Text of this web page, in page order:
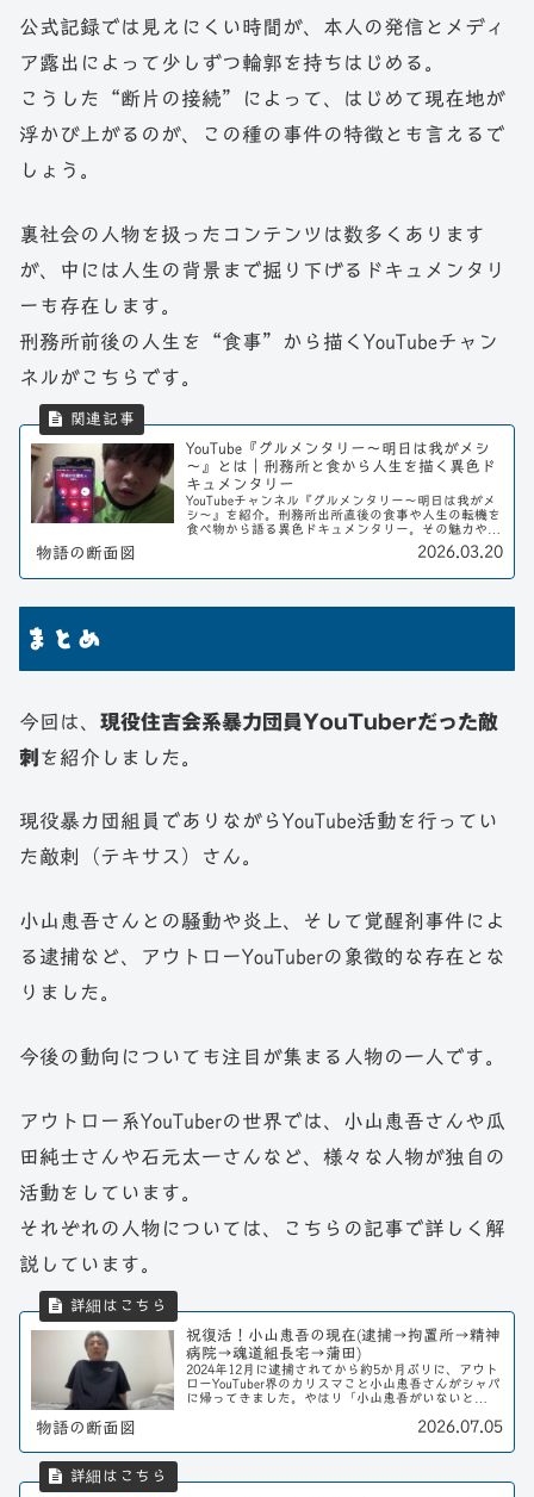
公式記録では見えにくい時間が、本人の発信とメディ
ア露出によって少しずつ輪郭を持ちはじめる。
こうした“断片の接続”によって、はじめて現在地が
浮かび上がるのが、この種の事件の特徴とも言えるで
しょう。
裏社会の人物を扱ったコンテンツは数多くあります
が、中には人生の背景まで掘り下げるドキュメンタリ
ーも存在します。
刑務所前後の人生を“食事”から描くYouTubeチャン
ネルがこちらです。
YouTube『グルメンタリー～明日は我がメシ
～』とは｜刑務所と食から人生を描く異色ド
キュメンタリー
YouTubeチャンネル『グルメンタリー～明日は我がメ
シ～』を紹介。刑務所出所直後の食事や人生の転機を
食べ物から語る異色ドキュメンタリー。その魅力や企
物語の断面図 2026.03.20
まとめ
今回は、 現役住吉会系暴力団員YouTuberだった敵
刺 を紹介しました。
現役暴力団組員でありながらYouTube活動を行ってい
た敵刺（テキサス）さん。
小山恵吾さんとの騒動や炎上、そして覚醒剤事件によ
る逮捕など、アウトローYouTuberの象徴的な存在とな
りました。
今後の動向についても注目が集まる人物の一人です。
アウトロー系YouTuberの世界では、小山恵吾さんや瓜
田純士さんや石元太一さんなど、様々な人物が独自の
活動をしています。
それぞれの人物については、こちらの記事で詳しく解
説しています。
祝復活！小山恵吾の現在(逮捕→拘置所→精神
病院→魂道組長宅→蒲田)
2024年12月に逮捕されてから約5か月ぶりに、アウト
ローYouTuber界のカリスマこと小山恵吾さんがシャバ
に帰ってきました。やはり「小山恵吾がいないと
物語の断面図 2026.07.05